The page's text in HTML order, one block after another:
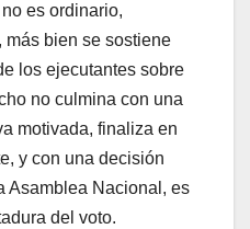
es ordinario,
bien se sostiene
los ejecutantes sobre
no culmina con una
motivada, finaliza en
y con una decisión
Asamblea Nacional, es
del voto.